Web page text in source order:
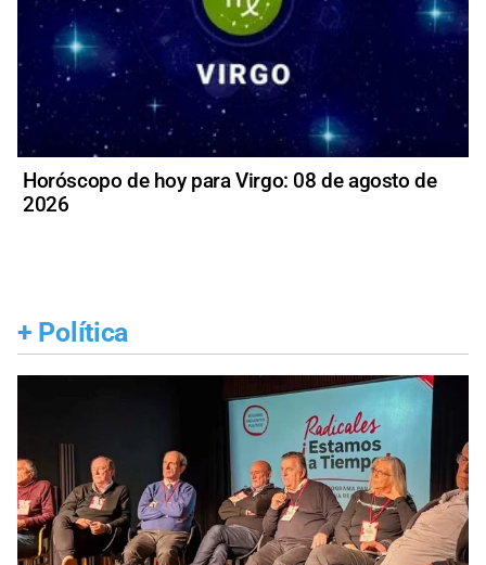
Horóscopo de hoy para Virgo: 08 de agosto de
2026
+ Política